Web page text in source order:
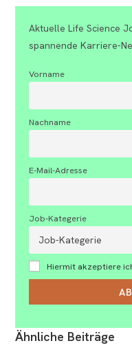
Aktuelle Life Science
spannende Karriere-
Vorname
Nachname
E-Mail-Adresse
Job-Kategerie
Hiermit akzeptiere
Ähnliche Beiträge